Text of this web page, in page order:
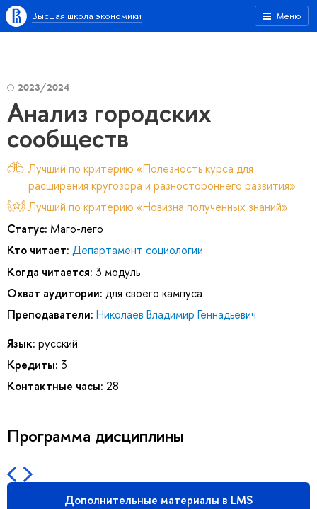
Меню
Высшая школа экономики
2023/2024
Анализ городских
сообществ
Лучший по критерию «Полезность курса для
расширения кругозора и разностороннего развития»
Лучший по критерию «Новизна полученных знаний»
Статус: Маго-лего
Кто читает: Департамент социологии
Когда читается: 3 модуль
Охват аудитории: для своего кампуса
Преподаватели: Николаев Владимир Геннадьевич
Язык: русский
Кредиты: 3
Контактные часы: 28
Программа дисциплины
Дополнительные материалы в LMS